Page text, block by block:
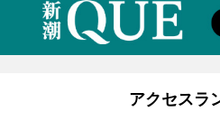
アクセスラ